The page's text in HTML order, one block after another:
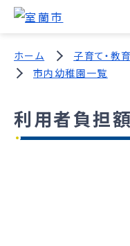
ホーム 子育て・教育
市内幼稚園一覧
利用者負担